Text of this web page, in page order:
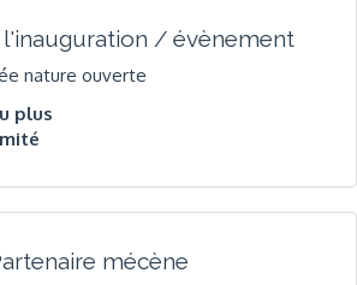
l'inauguration / évènement
nature ouverte
plus
mécène